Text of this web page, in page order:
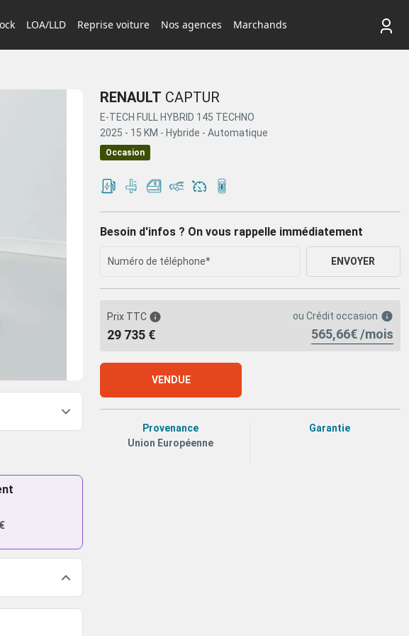
LOA/LLD Reprise voiture Nos agences Marchands
RENAULT CAPTUR
E-TECH FULL HYBRID 145 TECHNO
2025 - 15 KM - Hybride - Automatique
Occasion
Besoin d'infos ? On vous rappelle immédiatement
ENVOYER
Prix TTC
29 735 €
ou Crédit occasion
565,66€ /mois
VENDUE
Provenance
Union Européenne
Garantie